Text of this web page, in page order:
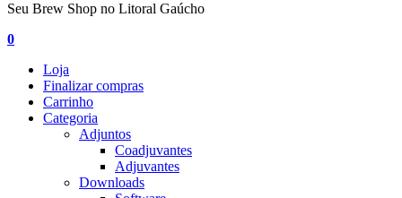
Seu Brew Shop no Litoral Gaúcho
0
Loja
Finalizar compras
Carrinho
Categoria
Adjuntos
Coadjuvantes
Adjuvantes
Downloads